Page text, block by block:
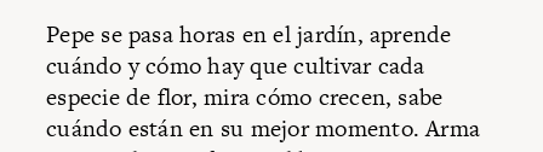
Pepe se pasa horas en el jardín, aprende
cuándo y cómo hay que cultivar cada
especie de flor, mira cómo crecen, sabe
cuándo están en su mejor momento. Arma